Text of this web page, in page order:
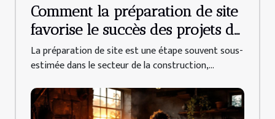
Comment la préparation de site
favorise le succès des projets de
construction ?
La préparation de site est une étape souvent sous-
estimée dans le secteur de la construction,...